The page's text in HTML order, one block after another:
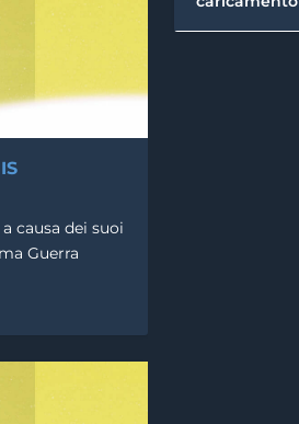
causa dei suoi
Guerra